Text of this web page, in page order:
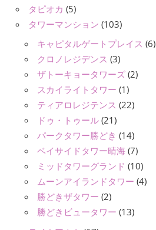
タピオカ (5)
タワーマンション (103)
キャピタルゲートプレイス (6)
クロノレジデンス (3)
ザトーキョータワーズ (2)
スカイライトタワー (1)
ティアロレジテンス (22)
ドゥ・トゥール (21)
パークタワー勝どき (14)
ベイサイドタワー晴海 (7)
ミッドタワーグランド (10)
ムーンアイランドタワー (4)
勝どきザタワー (2)
勝どきビュータワー (13)